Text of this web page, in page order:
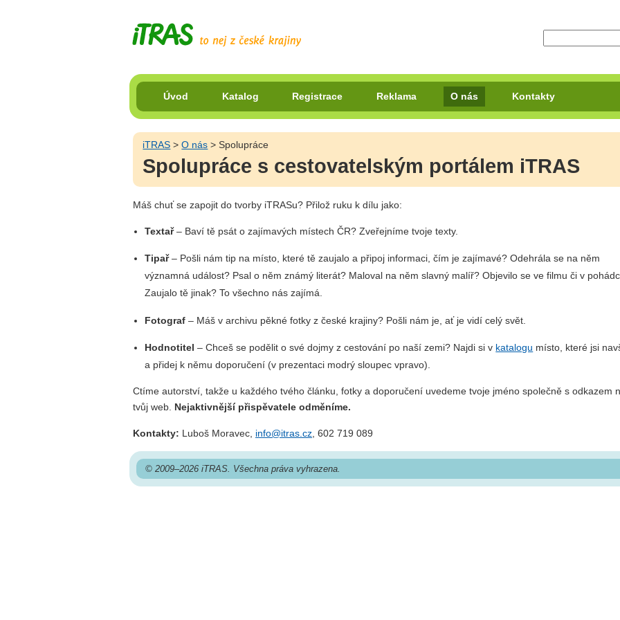
Úvod Katalog Registrace Reklama O nás Kontakty
iTRAS >O nás > Spolupráce
Spolupráce s cestovatelským portálem iTRAS
Máš chuť se zapojit do tvorby iTRASu? Přilož ruku k dílu jako:
Textař– Baví tě psát o zajímavých místech ČR? Zveřejníme tvoje texty.
Tipař– Pošli nám tip na místo, které tě zaujalo a připoj informaci, čím je zajímavé? Odehrála se na něm
významná událost? Psal o něm známý literát? Maloval na něm slavný malíř? Objevilo se ve filmu či v
Zaujalo tě jinak? To všechno nás zajímá.
Fotograf – Máš v archivu pěkné fotky z české krajiny? Pošli nám je, ať je vidí celý svět.
Hodnotitel – Chceš se podělit o své dojmy z cestování po naší zemi? Najdi si v katalogu místo, které jsi
a přidej k němu doporučení (v prezentaci modrý sloupec vpravo).
Ctíme autorství, takže u každého tvého článku, fotky a doporučení uvedeme tvoje jméno společně s odkazem
tvůj web. Nejaktivnější přispěvatele odměníme.
Kontakty: Luboš Moravec, info@itras.cz , 602 719 089
© 2009–2026 iTRAS. Všechna práva vyhrazena.